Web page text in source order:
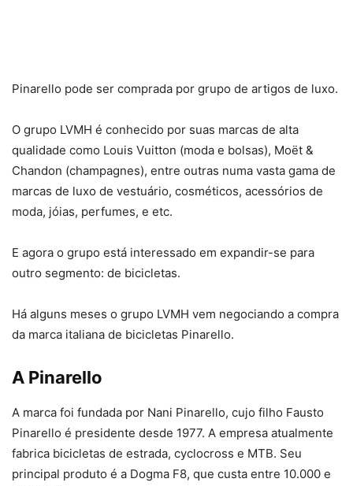
Pinarello pode ser comprada por grupo de artigos de luxo.
O grupo LVMH é conhecido por suas marcas de alta
qualidade como Louis Vuitton (moda e bolsas), Moët &
Chandon (champagnes), entre outras numa vasta gama de
marcas de luxo de vestuário, cosméticos, acessórios de
moda, jóias, perfumes, e etc.
E agora o grupo está interessado em expandir-se para
outro segmento: de bicicletas.
Há alguns meses o grupo LVMH vem negociando a compra
da marca italiana de bicicletas Pinarello.
A Pinarello
A marca foi fundada por Nani Pinarello, cujo filho Fausto
Pinarello é presidente desde 1977. A empresa atualmente
fabrica bicicletas de estrada, cyclocross e MTB. Seu
principal produto é a Dogma F8, que custa entre 10.000 e